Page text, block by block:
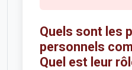
Quels sont les
personnels
Quel est leur